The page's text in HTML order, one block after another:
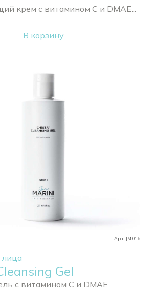
крем с витамином С и DMAE...
В корзину
Арт. JM016
лица
Gel
с витамином С и DMAE